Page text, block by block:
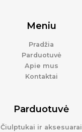
Meniu
Pradžia
Parduotuvė
Apie mus
Kontaktai
Parduotuvė
Čiulptukai ir aksesuarai